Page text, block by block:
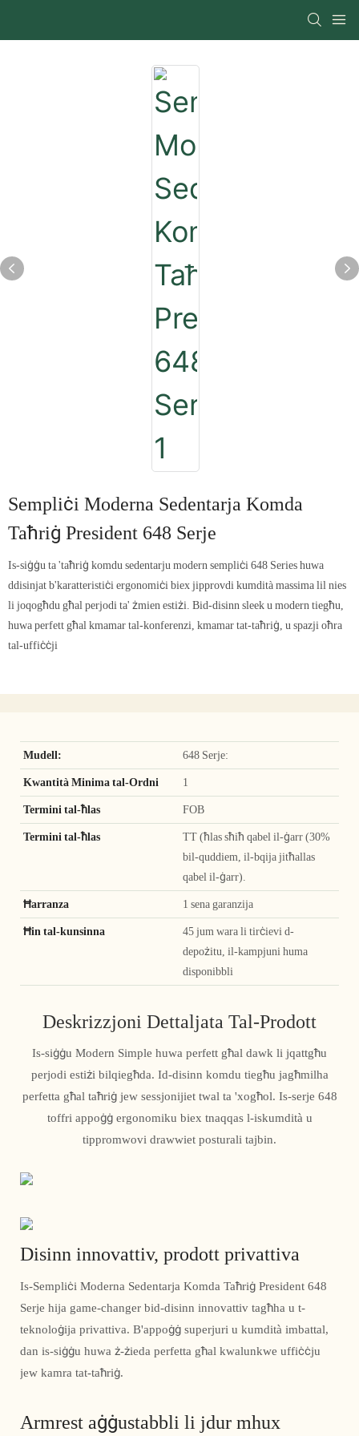
Sempliċi Moderna Sedentarja Komda
Taħriġ President 648 Serje
Is-siġġu ta 'taħriġ komdu sedentarju modern sempliċi 648 Series huwa
ddisinjat b'karatteristiċi ergonomiċi biex jipprovdi kumdità massima lil nies
li joqogħdu għal perjodi ta' żmien estiżi. Bid-disinn sleek u modern tiegħu,
huwa perfett għal kmamar tal-konferenzi, kmamar tat-taħriġ, u spazji oħra
tal-uffiċċji
Mudell: 648 Serje:
Kwantità Minima tal-Ordni 1
Termini tal-ħlas FOB
Termini tal-ħlas
TT (ħlas sħiħ qabel il-ġarr (30%
bil-quddiem, il-bqija jitħallas
qabel il-ġarr).
Ħarranza 1 sena garanzija
Ħin tal-kunsinna
45 jum wara li tirċievi d-
depożitu, il-kampjuni huma
disponibbli
Deskrizzjoni Dettaljata Tal-Prodott
Is-siġġu Modern Simple huwa perfett għal dawk li jqattgħu
perjodi estiżi bilqiegħda. Id-disinn komdu tiegħu jagħmilha
perfetta għal taħriġ jew sessjonijiet twal ta 'xogħol. Is-serje 648
toffri appoġġ ergonomiku biex tnaqqas l-iskumdità u
tippromwovi drawwiet posturali tajbin.
Disinn innovattiv, prodott privattiva
Is-Sempliċi Moderna Sedentarja Komda Taħriġ President 648
Serje hija game-changer bid-disinn innovattiv tagħha u t-
teknoloġija privattiva. B'appoġġ superjuri u kumdità imbattal,
dan is-siġġu huwa ż-żieda perfetta għal kwalunkwe uffiċċju
jew kamra tat-taħriġ.
Armrest aġġustabbli li jdur mhux